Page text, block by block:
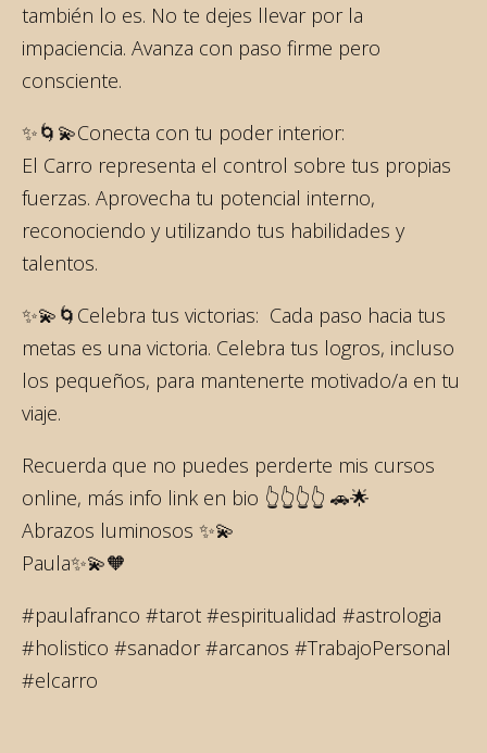
también lo es. No te dejes llevar por la
impaciencia. Avanza con paso firme pero
consciente.
✨🌀💫Conecta con tu poder interior:
El Carro representa el control sobre tus propias
fuerzas. Aprovecha tu potencial interno,
reconociendo y utilizando tus habilidades y
talentos.
✨💫🌀Celebra tus victorias: Cada paso hacia tus
metas es una victoria. Celebra tus logros, incluso
los pequeños, para mantenerte motivado/a en tu
viaje.
Recuerda que no puedes perderte mis cursos
online, más info link en bio 👆👆👆👆 🚗🌟
Abrazos luminosos ✨💫
Paula✨💫🧡
#paulafranco #tarot #espiritualidad #astrologia
#holistico #sanador #arcanos #TrabajoPersonal
#elcarro